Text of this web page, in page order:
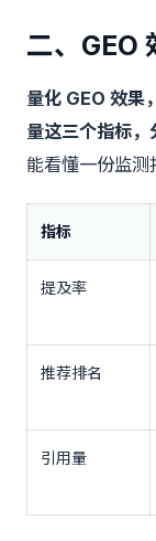
二、GEO
量化 GEO 效果
量这三个指标
能看懂一份监测
指标
提及率
推荐排名
引用量